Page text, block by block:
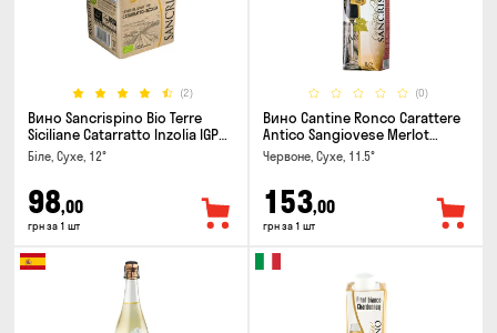
(2)
Вино Sancrispino Bio Terre
Siciliane Catarratto Inzolia IGP
0.5л
Біле, Сухе, 12°
98,00
грн за 1 шт
(0)
Вино Cantine Ronco Carattere
Antico Sangiovese Merlot
Rubicone IGT 1л
Червоне, Сухе, 11.5°
153,00
грн за 1 шт